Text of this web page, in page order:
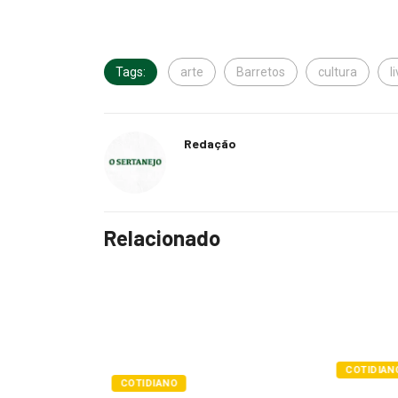
Tags: arte Barretos cultura
Redação
Relacionado